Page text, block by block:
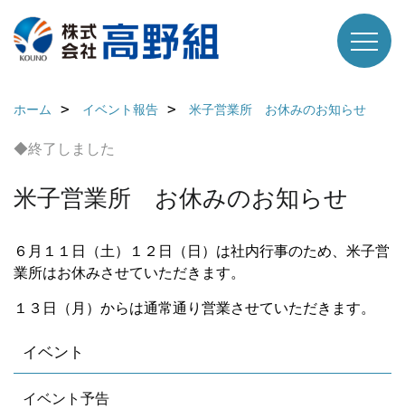
ホーム イベント報告 米子営業所 お休みのお知らせ
◆終了しました
米子営業所 お休みのお知らせ
６月１１日（土）１２日（日）は社内行事のため、米子営
業所はお休みさせていただきます。
１３日（月）からは通常通り営業させていただきます。
イベント
イベント予告